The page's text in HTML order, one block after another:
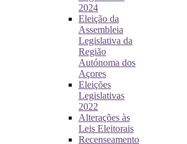
2024
Eleição da
Assembleia
Legislativa da
Região
Autónoma dos
Açores
Eleições
Legislativas
2022
Alterações às
Leis Eleitorais
Recenseamento